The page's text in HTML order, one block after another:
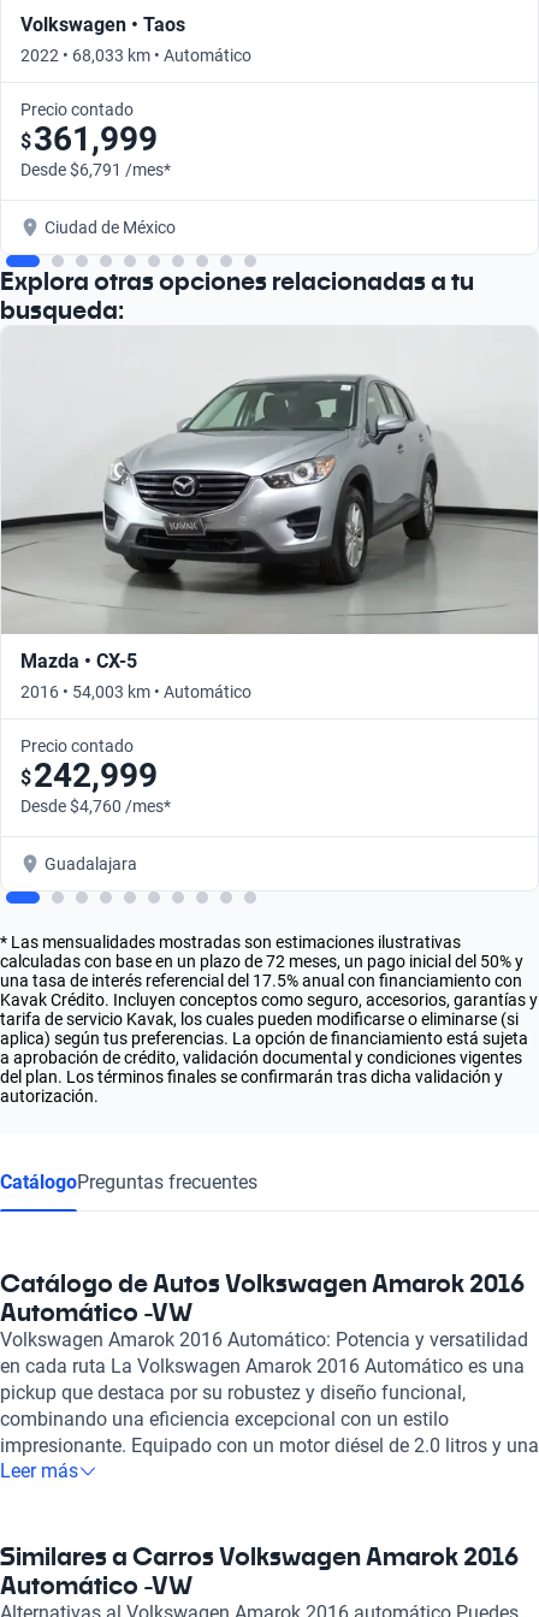
Volkswagen • Taos
2022 • 68,033 km • Automático
Precio contado
$361,999
Desde $6,791 /mes*
Ciudad de México
Explora otras opciones relacionadas a tu
busqueda:
Mazda • CX-5
2016 • 54,003 km • Automático
Precio contado
$242,999
Desde $4,760 /mes*
Guadalajara
* Las mensualidades mostradas son estimaciones ilustrativas
calculadas con base en un plazo de 72 meses, un pago inicial del 50% y
una tasa de interés referencial del 17.5% anual con financiamiento con
Kavak Crédito. Incluyen conceptos como seguro, accesorios, garantías y
tarifa de servicio Kavak, los cuales pueden modificarse o eliminarse (si
aplica) según tus preferencias. La opción de financiamiento está sujeta
a aprobación de crédito, validación documental y condiciones vigentes
del plan. Los términos finales se confirmarán tras dicha validación y
autorización.
CatálogoPreguntas frecuentes
Catálogo de Autos Volkswagen Amarok 2016
Automático -VW
Volkswagen Amarok 2016 Automático: Potencia y versatilidad
en cada ruta La Volkswagen Amarok 2016 Automático es una
pickup que destaca por su robustez y diseño funcional,
combinando una eficiencia excepcional con un estilo
impresionante. Equipado con un motor diésel de 2.0 litros y una
opción de potencia que oscila entre 140 y 180 caballos, este
hasta 1,104 kilómetros asegura que estés preparado para
viajes prolongados sin preocupaciones. En su interior, la
Amarok proporciona un ambiente cómodo y elegante, con
Leer más
Similares a Carros Volkswagen Amarok 2016
Automático -VW